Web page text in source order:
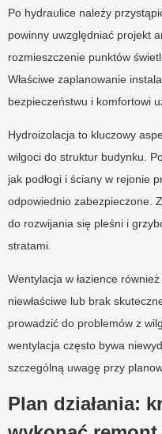
Po hydraulice należy
powinny uwzględniać projekt
rozmieszczenie punktów
Właściwe zaplanowanie
bezpieczeństwu i komfortowi
Hydroizolacja to kluczowy
wilgoci do struktur budynku.
jak podłogi i ściany w rejonie
odpowiednio zabezpieczone.
do rozwijania się pleśni i
stratami.
Wentylacja w łazience
niewłaściwe lub brak
prowadzić do problemów z
wentylacja często bywa
szczególną uwagę przy
Plan działania: